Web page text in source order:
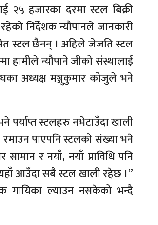
२५ हजारका दरमा स्टल बिक्री
निर्देशक न्यौपानले जानकारी
स्टल छैनन् । अहिले जेजति स्टल
हामीले न्यौपाने जीको संस्थालाई
अध्यक्ष मञ्जुकुमार कोजुले भने
पर्याप्त स्टलहरु नभेटाउँदा खाली
पाएपनि स्टलको संख्या भने
र नयाँ, नयाँ प्राविधि पनि
आउँदा सबै स्टल खाली रहेछ ।”
गायिका ल्याउन नसकेको भन्दै